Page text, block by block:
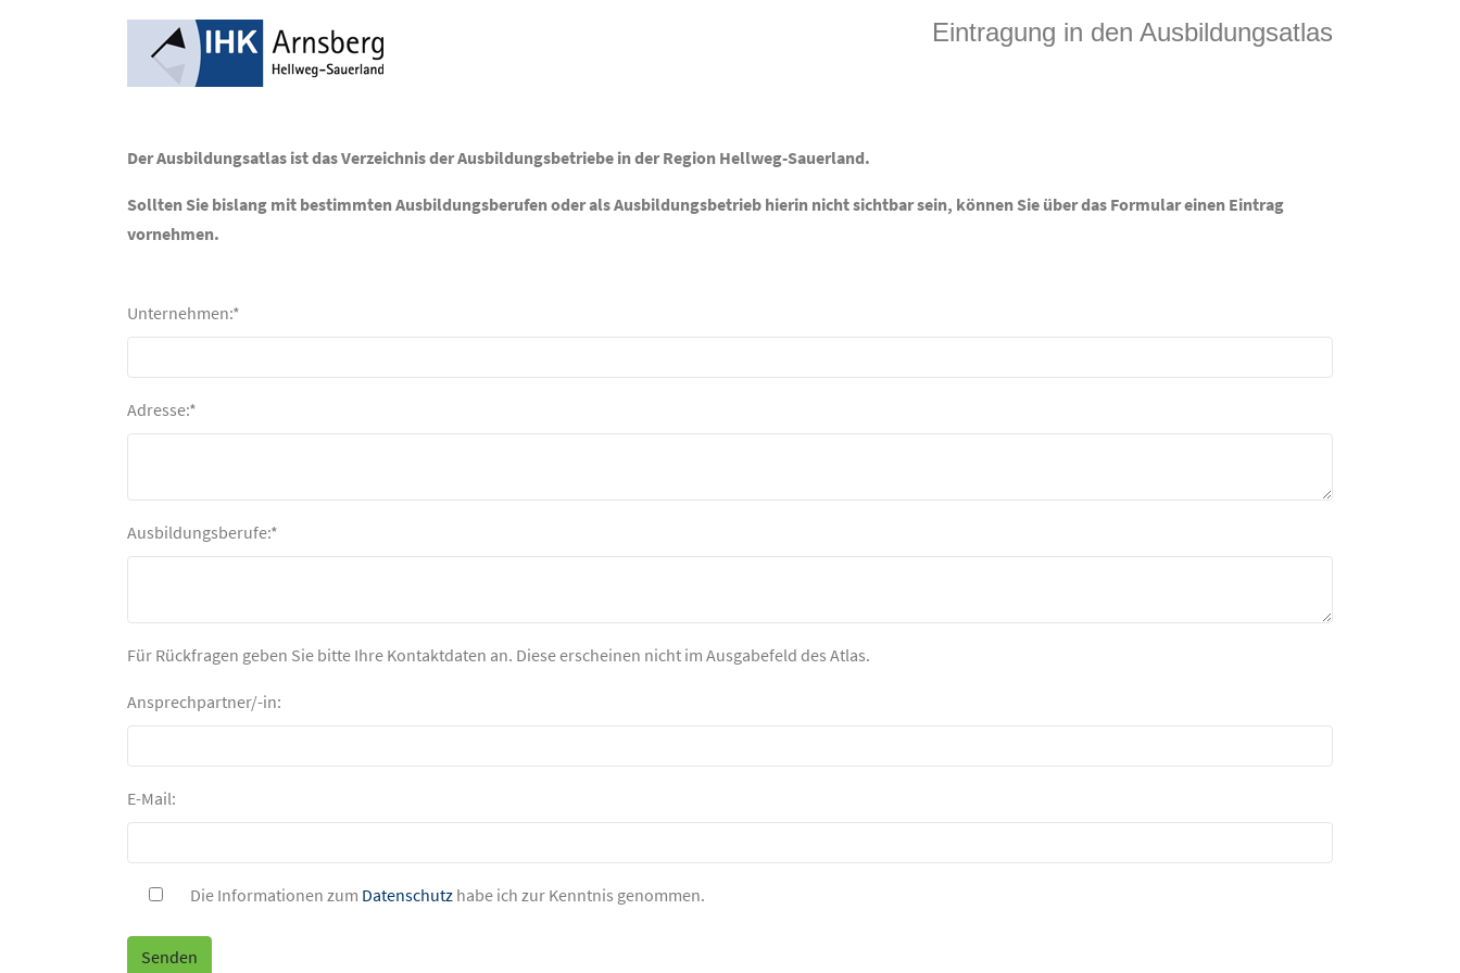
Eintragung in den Ausbildungsatlas
Der Ausbildungsatlas ist das Verzeichnis der Ausbildungsbetriebe in der Region Hellweg-Sauerland.
Sollten Sie bislang mit bestimmten Ausbildungsberufen oder als Ausbildungsbetrieb hierin nicht sichtbar sein, können Sie über das Formular einen Eintrag
vornehmen.
Unternehmen:*
Adresse:*
Ausbildungsberufe:*
Für Rückfragen geben Sie bitte Ihre Kontaktdaten an. Diese erscheinen nicht im Ausgabefeld des Atlas.
Ansprechpartner/-in:
E-Mail:
Die Informationen zum Datenschutz habe ich zur Kenntnis genommen.